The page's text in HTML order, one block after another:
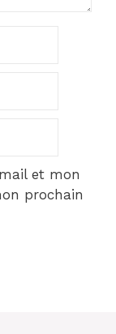
et mon
prochain